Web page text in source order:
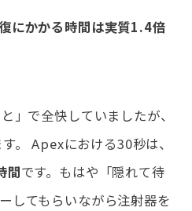
にかかる時間は実質1.4倍
」で全快していましたが、
。 Apexにおける30秒は、
間です。もはや「隠れて待
してもらいながら注射器を